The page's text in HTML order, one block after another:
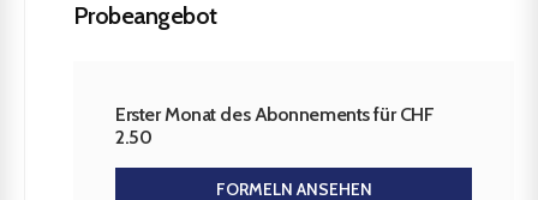
Probeangebot
Erster Monat des Abonnements für CHF
2.50
FORMELN ANSEHEN